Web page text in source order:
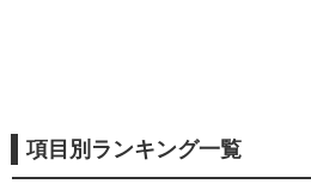
項目別ランキング一覧